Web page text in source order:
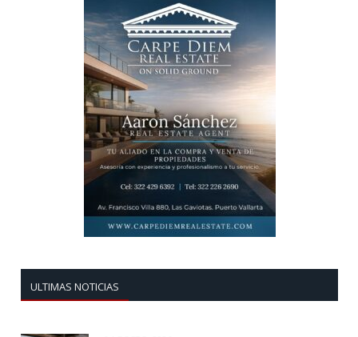
ULTIMAS NOTICIAS